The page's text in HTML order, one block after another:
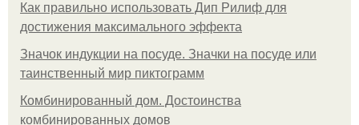
Как правильно использовать Дип Рилиф для
достижения максимального эффекта
Значок индукции на посуде. Значки на посуде или
таинственный мир пиктограмм
Комбинированный дом. Достоинства
комбинированных домов